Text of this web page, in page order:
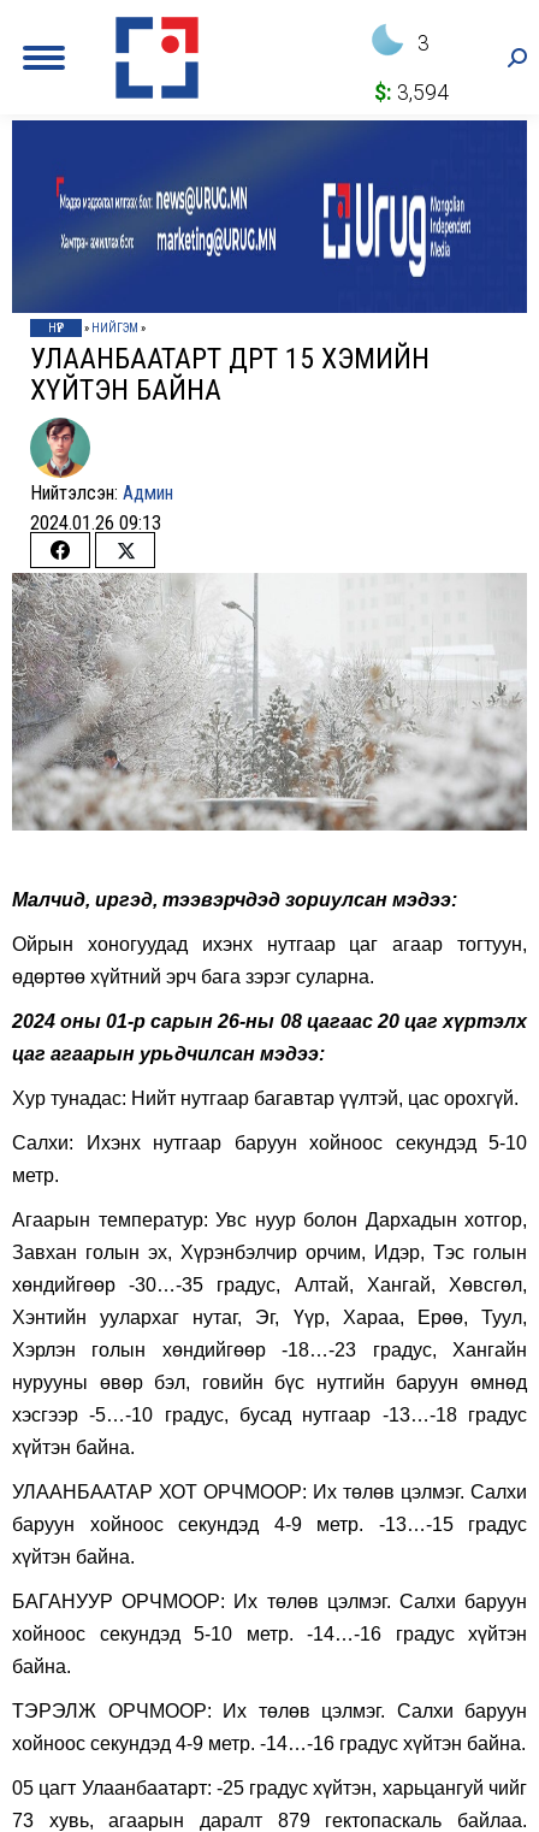
3
$: 3,594
НҮҮР » НИЙГЭМ »
УЛААНБААТАРТ ӨДӨРТӨӨ 15 ХЭМИЙН
ХҮЙТЭН БАЙНА
Нийтэлсэн: Админ
2024.01.26 09:13
Share
on
Facebook
Share
on
Twitter
Малч­ид, иргэд, тээвэрчдэд зориулсан мэдээ:
Ойрын хоногуудад ихэнх нутгаар цаг агаар тогтуун,
өдөртөө хүйтний эрч бага зэрэг суларна.
2024 оны 01-р сарын 26-ны 08 цагаас 20 цаг хүртэлх
цаг агаарын урьдчилсан мэдээ:
Хур тунадас: Нийт нутгаар багавтар үүлтэй, цас орохгүй.
Салхи: Ихэнх нутгаар баруун хойноос секундэд 5-10
метр.
Агаарын температур: Увс нуур болон Дархадын хотгор,
Завхан голын эх, Хүрэнбэлчир орчим, Идэр, Тэс голын
хөндийгөөр -30…-35 градус, Алтай, Хангай, Хөвсгөл,
Хэнтийн уулархаг нутаг, Эг, Үүр, Хараа, Ерөө, Туул,
Хэрлэн голын хөндийгөөр -18…-23 градус, Хангайн
нурууны өвөр бэл, говийн бүс нутгийн баруун өмнөд
хэсгээр -5…-10 градус, бусад нутгаар -13…-18 градус
хүйтэн байна.
УЛААНБААТАР ХОТ ОРЧМООР: Их төлөв цэлмэг. Салхи
баруун хойноос секундэд 4-9 метр. -13…-15 градус
хүйтэн байна.
БАГАНУУР ОРЧМООР: Их төлөв цэлмэг. Салхи баруун
хойноос секундэд 5-10 метр. -14…-16 градус хүйтэн
байна.
ТЭРЭЛЖ ОРЧМООР: Их төлөв цэлмэг. Салхи баруун
хойноос секундэд 4-9 метр. -14…-16 градус хүйтэн байна.
05 цагт Улаанбаатарт: -25 градус хүйтэн, харьцангуй чийг
73 хувь, агаарын даралт 879 гектопаскаль байлаа.